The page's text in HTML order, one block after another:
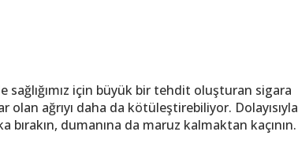
için büyük bir tehdit oluşturan sigara
olan ağrıyı daha da kötüleştirebiliyor. Dolayısıyla
bırakın, dumanına da maruz kalmaktan kaçının.